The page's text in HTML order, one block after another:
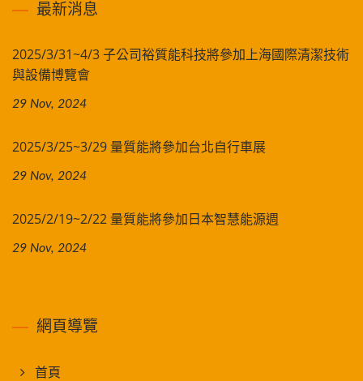
最新消息
2025/3/31~4/3 子公司裕質能科技將參加上海國際清潔技術
與設備博覽會
29 Nov, 2024
2025/3/25~3/29 量質能將參加台北自行車展
29 Nov, 2024
2025/2/19~2/22 量質能將參加日本智慧能源週
29 Nov, 2024
網頁導覽
首頁